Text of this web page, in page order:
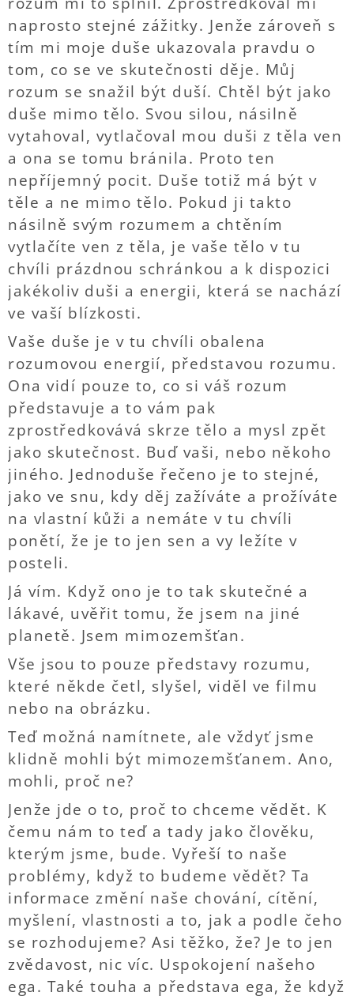
naprosto stejné zážitky. Jenže zároveň s
tím mi moje duše ukazovala pravdu o
tom, co se ve skutečnosti děje. Můj
rozum se snažil být duší. Chtěl být jako
duše mimo tělo. Svou silou, násilně
vytahoval, vytlačoval mou duši z těla ven
a ona se tomu bránila. Proto ten
nepříjemný pocit. Duše totiž má být v
těle a ne mimo tělo. Pokud ji takto
násilně svým rozumem a chtěním
vytlačíte ven z těla, je vaše tělo v tu
chvíli prázdnou schránkou a k dispozici
jakékoliv duši a energii, která se nachází
ve vaší blízkosti.
Vaše duše je v tu chvíli obalena
rozumovou energií, představou rozumu.
Ona vidí pouze to, co si váš rozum
představuje a to vám pak
zprostředkovává skrze tělo a mysl zpět
jako skutečnost. Buď vaši, nebo někoho
jiného. Jednoduše řečeno je to stejné,
jako ve snu, kdy děj zažíváte a prožíváte
na vlastní kůži a nemáte v tu chvíli
ponětí, že je to jen sen a vy ležíte v
posteli.
Já vím. Když ono je to tak skutečné a
lákavé, uvěřit tomu, že jsem na jiné
planetě. Jsem mimozemšťan.
Vše jsou to pouze představy rozumu,
které někde četl, slyšel, viděl ve filmu
nebo na obrázku.
Teď možná namítnete, ale vždyť jsme
klidně mohli být mimozemšťanem. Ano,
mohli, proč ne?
Jenže jde o to, proč to chceme vědět. K
čemu nám to teď a tady jako člověku,
kterým jsme, bude. Vyřeší to naše
problémy, když to budeme vědět? Ta
informace změní naše chování, cítění,
myšlení, vlastnosti a to, jak a podle čeho
se rozhodujeme? Asi těžko, že? Je to jen
zvědavost, nic víc. Uspokojení našeho
ega. Také touha a představa ega, že když